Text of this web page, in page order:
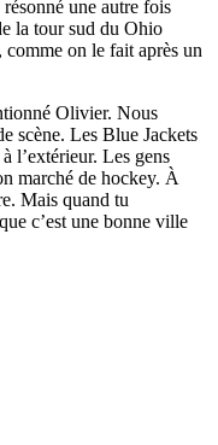
une autre fois
la tour sud du Ohio
comme on le fait après un
Olivier. Nous
scène. Les Blue Jackets
l’extérieur. Les gens
marché de hockey. À
Mais quand tu
c’est une bonne ville